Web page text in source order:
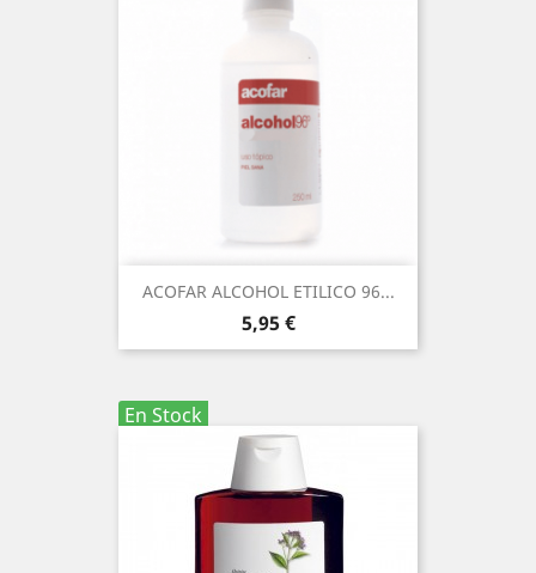
ACOFAR ALCOHOL ETILICO 96...
Precio
5,95 €
En Stock